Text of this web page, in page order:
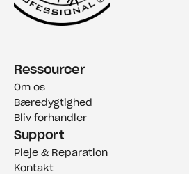
Ressourcer
Om os
Bæredygtighed
Bliv forhandler
Support
Pleje & Reparation
Kontakt